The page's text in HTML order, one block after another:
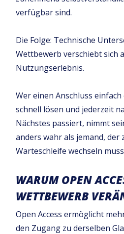
verfügbar sind.
Die Folge: Technische
Wettbewerb verschiebt sich
Nutzungserlebnis.
Wer einen Anschluss
schnell lösen und jederzeit
Nächstes passiert, nimmt
anders wahr als jemand, der
Warteschleife wechseln
WARUM OPEN
WETTBEWERB
Open Access ermöglicht
den Zugang zu derselben